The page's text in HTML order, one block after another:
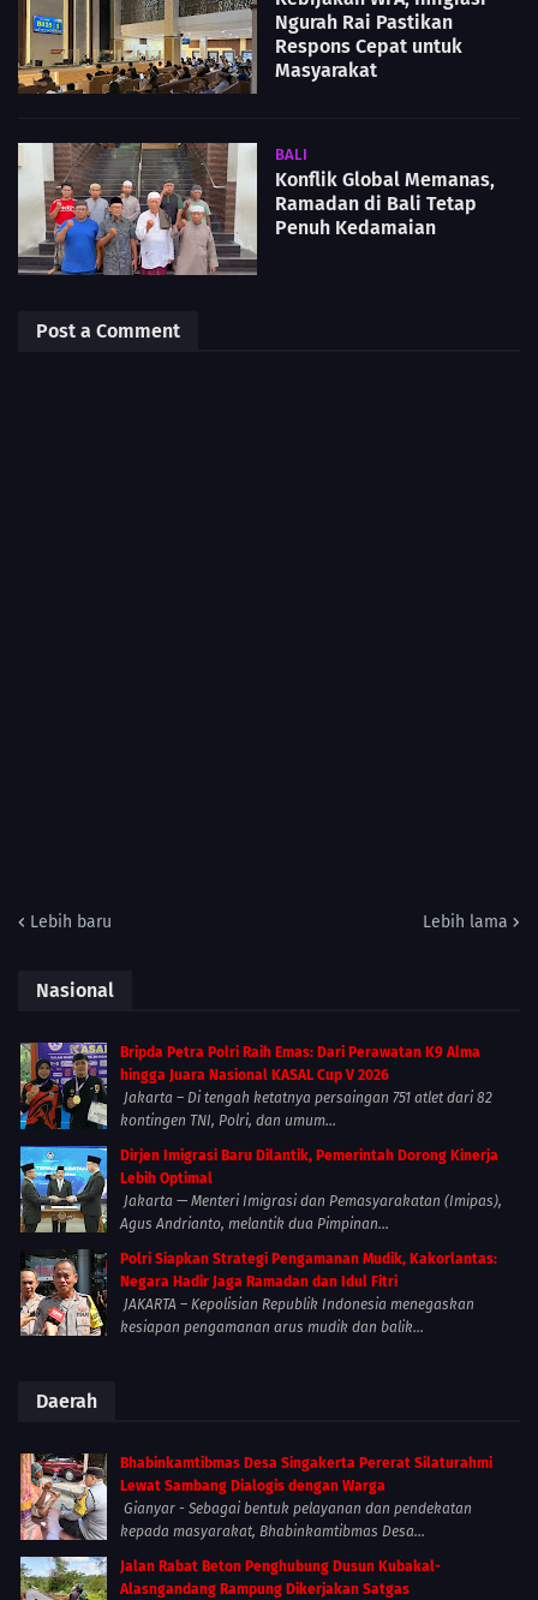
Ngurah Rai Pastikan
Respons Cepat untuk
Masyarakat
BALI
Konflik Global Memanas,
Ramadan di Bali Tetap
Penuh Kedamaian
Post a Comment
Lebih baru Lebih lama
Nasional
Bripda Petra Polri Raih Emas: Dari Perawatan K9 Alma
hingga Juara Nasional KASAL Cup V 2026
Jakarta – Di tengah ketatnya persaingan 751 atlet dari 82
kontingen TNI, Polri, dan umum...
Dirjen Imigrasi Baru Dilantik, Pemerintah Dorong Kinerja
Lebih Optimal
Jakarta — Menteri Imigrasi dan Pemasyarakatan (Imipas),
Agus Andrianto, melantik dua Pimpinan...
Polri Siapkan Strategi Pengamanan Mudik, Kakorlantas:
Negara Hadir Jaga Ramadan dan Idul Fitri
JAKARTA – Kepolisian Republik Indonesia menegaskan
kesiapan pengamanan arus mudik dan balik...
Daerah
Bhabinkamtibmas Desa Singakerta Pererat Silaturahmi
Lewat Sambang Dialogis dengan Warga
Gianyar - Sebagai bentuk pelayanan dan pendekatan
kepada masyarakat, Bhabinkamtibmas Desa...
Jalan Rabat Beton Penghubung Dusun Kubakal-
Alasngandang Rampung Dikerjakan Satgas